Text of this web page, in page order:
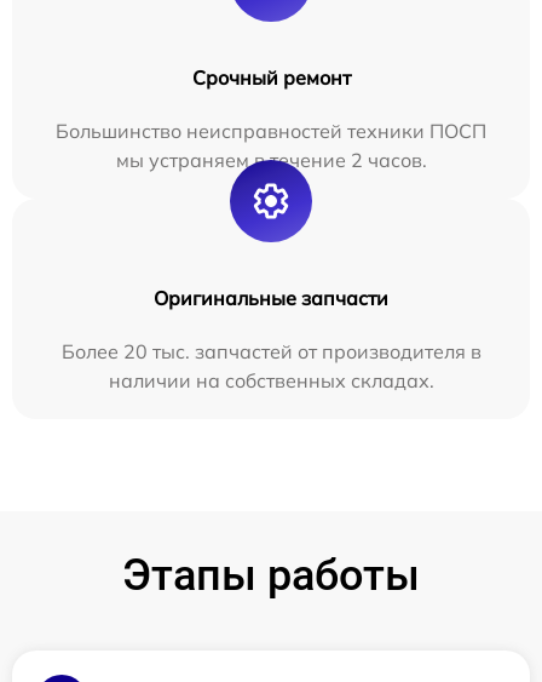
Срочный ремонт
Большинство неисправностей техники ПОСП
мы устраняем в течение 2 часов.
Оригинальные запчасти
Более 20 тыс. запчастей от производителя в
наличии на собственных складах.
Этапы работы